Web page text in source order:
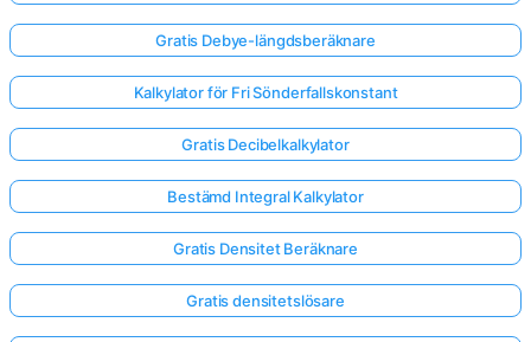
Gratis Debye-längdsberäknare
Kalkylator för Fri Sönderfallskonstant
Gratis Decibelkalkylator
Bestämd Integral Kalkylator
Gratis Densitet Beräknare
Gratis densitetslösare